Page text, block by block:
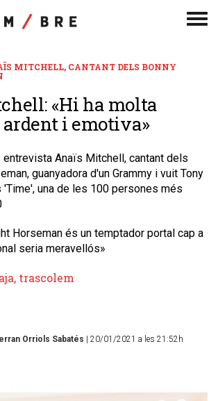
MITCHELL, CANTANT DELS BONNY
«Hi ha molta
i emotiva»
entrevista Anaïs Mitchell, cantant dels
guanyadora d'un Grammy i vuit Tony
una de les 100 persones més
Horseman és un temptador portal cap a
seria meravellós»
trascolem
Orriols Sabatés | 20/01/2021 a les 21:52h